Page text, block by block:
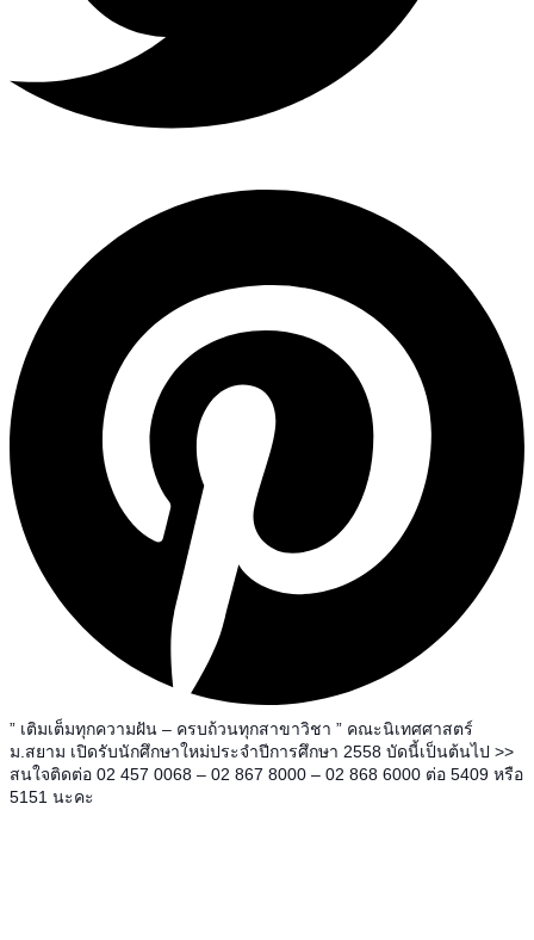
” เติมเต็มทุกความฝัน – ครบถ้วนทุกสาขาวิชา ” คณะนิเทศศาสตร์
ม.สยาม เปิดรับนักศึกษาใหม่ประจำปีการศึกษา 2558 บัดนี้เป็นต้นไป >>
สนใจติดต่อ 02 457 0068 – 02 867 8000 – 02 868 6000 ต่อ 5409 หรือ
5151 นะคะ